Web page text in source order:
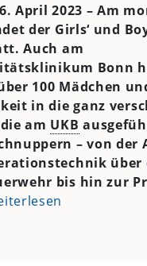
April 2023 – Am
der Girls‘ und
Auch am
Bonn
100 Mädchen
in die ganz
am UKB
– von der
über
bis hin zur